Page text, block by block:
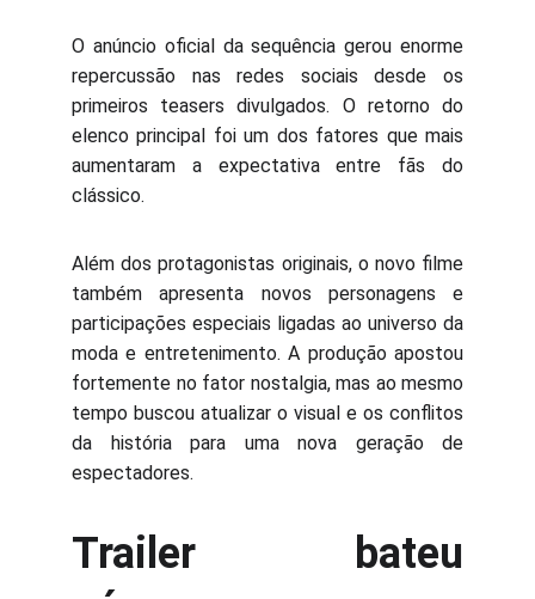
O anúncio oficial da sequência gerou enorme
repercussão nas redes sociais desde os
primeiros teasers divulgados. O retorno do
elenco principal foi um dos fatores que mais
aumentaram a expectativa entre fãs do
clássico.
Além dos protagonistas originais, o novo filme
também apresenta novos personagens e
participações especiais ligadas ao universo da
moda e entretenimento. A produção apostou
fortemente no fator nostalgia, mas ao mesmo
tempo buscou atualizar o visual e os conflitos
da história para uma nova geração de
espectadores.
Trailer bateu